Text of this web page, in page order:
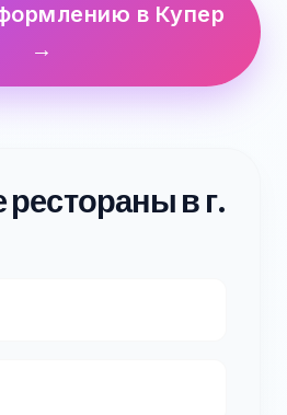
в Купер
→
рестораны в г.